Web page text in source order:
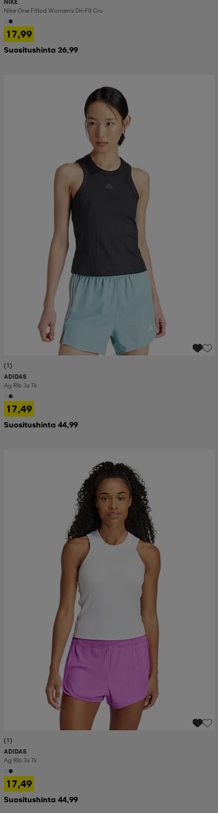
NIKE
Nike One Fitted Women's Dri-Fit Cro
17,99
Suositushinta 26,99
(1)
ADIDAS
Ag Rib 3s Tk
17,49
Suositushinta 44,99
(1)
ADIDAS
Ag Rib 3s Tk
17,49
Suositushinta 44,99